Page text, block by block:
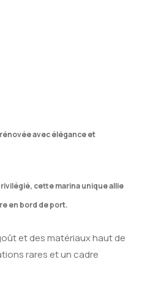
avec élégance et
cette marina unique allie
en bord de port.
et des matériaux haut de
rares et un cadre